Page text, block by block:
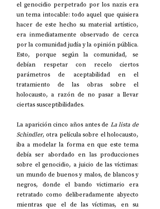
el genocidio perpetrado por los nazis era
un tema intocable: todo aquel que quisiera
hacer de este hecho su material artístico,
era inmediatamente observado de cerca
por la comunidad judía y la opinión pública.
Esto, porque según la comunidad, se
debían respetar con recelo ciertos
parámetros de aceptabilidad en el
tratamiento de las obras sobre el
holocausto, a razón de no pasar a llevar
ciertas susceptibilidades.
La aparición cinco años antes de La lista de
Schindler, otra película sobre el holocausto,
iba a modelar la forma en que este tema
debía ser abordado en las producciones
sobre el genocidio, a juicio de las víctimas:
un mundo de buenos y malos, de blancos y
negros, donde el bando victimario era
retratado como deliberadamente abyecto
mientras que el de las víctimas, en su